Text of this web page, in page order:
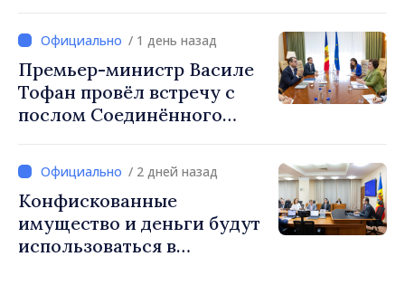
2027 год
/ 1 день назад
Премьер-министр Василе
Тофан провёл встречу с
послом Соединённого
Великобритании и
Северной Ирландии Ферн
Хорин
/ 2 дней назад
Конфискованные
имущество и деньги будут
использоваться в